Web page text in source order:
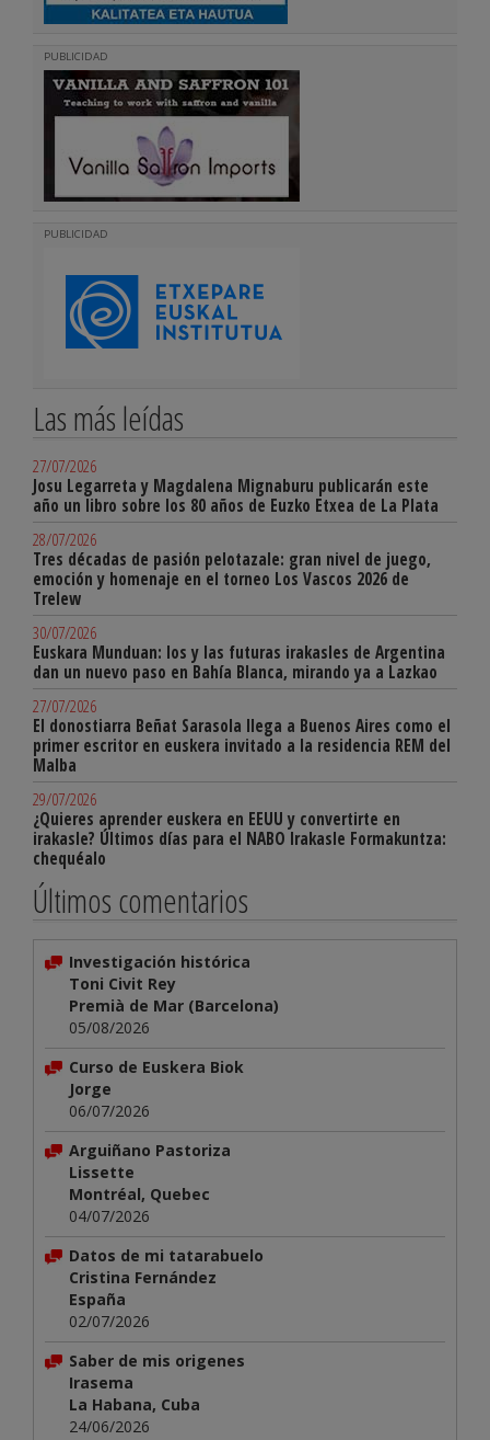
PUBLICIDAD
PUBLICIDAD
Las más leídas
27/07/2026
Josu Legarreta y Magdalena Mignaburu publicarán este
año un libro sobre los 80 años de Euzko Etxea de La Plata
28/07/2026
Tres décadas de pasión pelotazale: gran nivel de juego,
emoción y homenaje en el torneo Los Vascos 2026 de
Trelew
30/07/2026
Euskara Munduan: los y las futuras irakasles de Argentina
dan un nuevo paso en Bahía Blanca, mirando ya a Lazkao
27/07/2026
El donostiarra Beñat Sarasola llega a Buenos Aires como el
primer escritor en euskera invitado a la residencia REM del
Malba
29/07/2026
¿Quieres aprender euskera en EEUU y convertirte en
irakasle? Últimos días para el NABO Irakasle Formakuntza:
chequéalo
Últimos comentarios
Investigación histórica
Toni Civit Rey
Premià de Mar (Barcelona)
05/08/2026
Curso de Euskera Biok
Jorge
06/07/2026
Arguiñano Pastoriza
Lissette
Montréal, Quebec
04/07/2026
Datos de mi tatarabuelo
Cristina Fernández
España
02/07/2026
Saber de mis origenes
Irasema
La Habana, Cuba
24/06/2026